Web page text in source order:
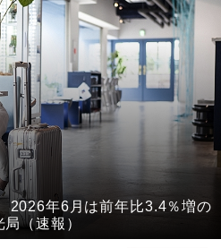
2026年6月は前年比3.4％増の
（速報）